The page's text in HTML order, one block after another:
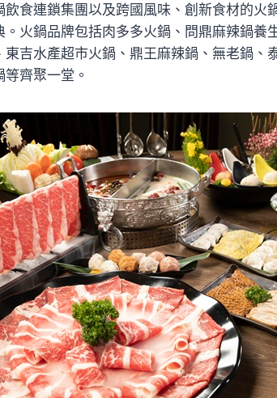
飲食連鎖集團以及跨國風味、創新食材的火
。火鍋品牌包括肉多多火鍋、問鼎麻辣鍋養
東吉水產超市火鍋、鼎王麻辣鍋、無老鍋、
齊聚一堂。